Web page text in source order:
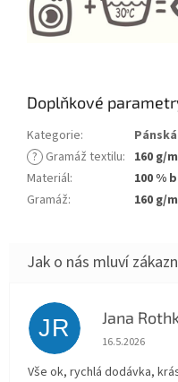
Doplňkové
Kategorie:
? Gramáž textilu: 160 g/
Materiál:
100 %
Gramáž: 160 g/
JR Jana
Hodnocení
16.5.2026
Vše ok, rychlá dodávka,